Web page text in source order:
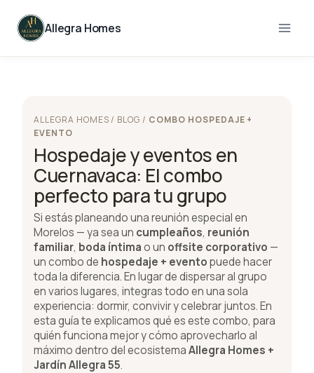
content
Allegra Homes
ALLEGRA HOMES / BLOG / COMBO HOSPEDAJE +
EVENTO
Hospedaje y eventos en
Cuernavaca: El combo
perfecto para tu grupo
Si estás planeando una reunión especial en
Morelos — ya sea un cumpleaños, reunión
familiar, boda íntimao un offsite corporativo —
un combo de hospedaje + eventopuede hacer
toda la diferencia. En lugar de dispersar al grupo
en varios lugares, integras todo en una sola
experiencia: dormir, convivir y celebrar juntos. En
esta guía te explicamos qué es este combo, para
quién funciona mejor y cómo aprovecharlo al
máximo dentro del ecosistemaAllegra Homes +
Jardín Allegra 55.